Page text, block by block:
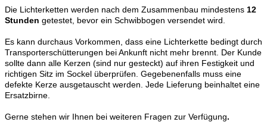
Die Lichterketten werden nach dem Zusammenbau mindestens 12
Stunden getestet, bevor ein Schwibbogen versendet wird.
Es kann durchaus Vorkommen, dass eine Lichterkette bedingt durch
Transporterschütterungen bei Ankunft nicht mehr brennt. Der Kunde
sollte dann alle Kerzen (sind nur gesteckt) auf ihren Festigkeit und
richtigen Sitz im Sockel überprüfen. Gegebenenfalls muss eine
defekte Kerze ausgetauscht werden. Jede Lieferung beinhaltet eine
Ersatzbirne.
Gerne stehen wir Ihnen bei weiteren Fragen zur Verfügung.